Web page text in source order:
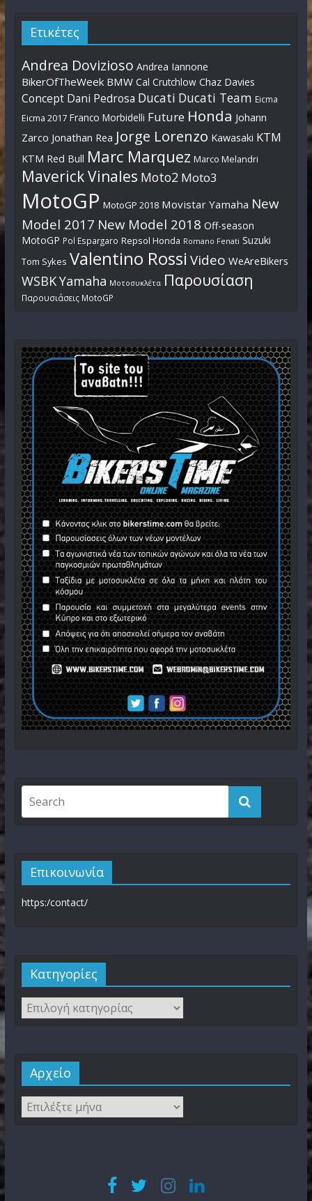
Ετικέτες
Andrea Dovizioso Andrea Iannone
BikerOfTheWeek BMW Cal Crutchlow Chaz Davies
Concept Dani Pedrosa Ducati Ducati Team Eicma
Eicma 2017 Franco Morbidelli Future Honda Johann
Zarco Jonathan Rea Jorge Lorenzo Kawasaki KTM
KTM Red Bull Marc Marquez Marco Melandri
Maverick Vinales Moto2 Moto3
MotoGP MotoGP 2018 Movistar Yamaha New
Model 2017 New Model 2018 Off-season
MotoGP Pol Espargaro Repsol Honda Romano Fenati Suzuki
Tom Sykes Valentino Rossi Video WeAreBikers
WSBKYamaha Μοτοσυκλέτα Παρουσίαση
Παρουσιάσεις MotoGP
Επικοινωνία
https:/contact/
Kατηγορίες
Αρχείο